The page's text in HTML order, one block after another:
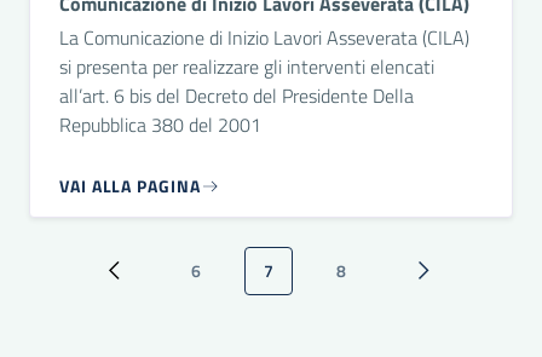
La Comunicazione di Inizio Lavori Asseverata (CILA)
si presenta per realizzare gli interventi elencati
all’art. 6 bis del Decreto del Presidente Della
Repubblica 380 del 2001
VAI ALLA PAGINA
Paginazione
Pagina precedente
Pagina
6 Pagina attuale
7 Pagina
8 Pagina